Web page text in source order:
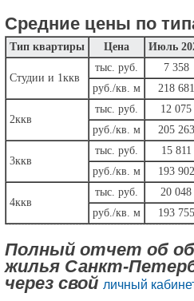
Средние цены по
Тип квартиры Цена Июль
Студии и 1ккв
тыс. руб.
7 358
руб./кв. м
218 681
2ккв
тыс. руб.
12 075
руб./кв. м
205 263
3ккв
тыс. руб.
15 811
руб./кв. м
193 902
4ккв
тыс. руб.
20 048
руб./кв. м
193 755
Полный отчет об
жилья Санкт-
через свой личный